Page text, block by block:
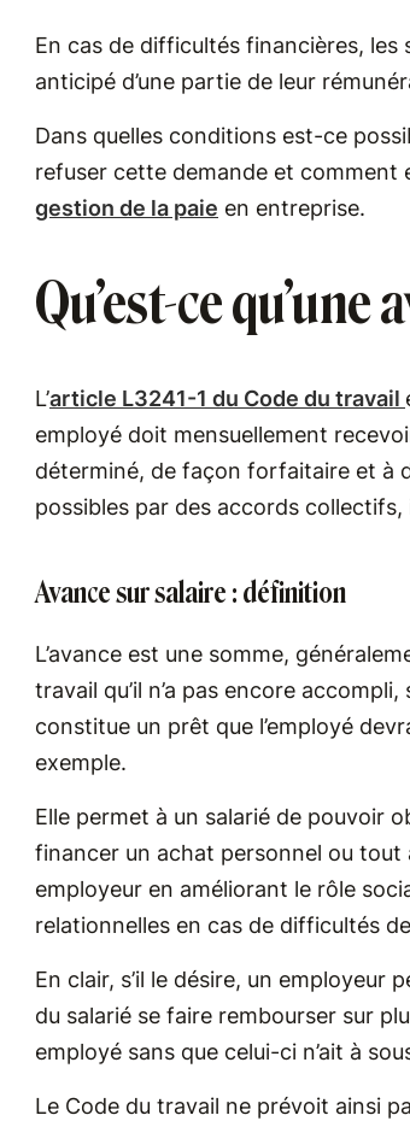
En cas de difficultés financières, les
anticipé d’une partie de leur
Dans quelles conditions est-ce
refuser cette demande et comment
gestion de la paie en entreprise.
Qu’est-ce
L’article L3241-1 du Code du travail
employé doit mensuellement
déterminé, de façon forfaitaire et à
possibles par des accords
Avance sur salaire : définition
L’avance est une somme,
travail qu’il n’a pas encore
constitue un prêt que l’employé
exemple.
Elle permet à un salarié de pouvoir
financer un achat personnel ou tout
employeur en améliorant le rôle
relationnelles en cas de difficultés
En clair, s’il le désire, un
du salarié se faire rembourser sur
employé sans que celui-ci n’ait à
Le Code du travail ne prévoit ainsi